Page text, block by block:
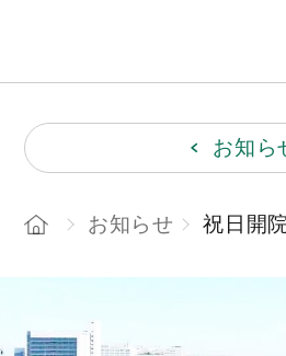
お知ら
お知らせ 祝日開